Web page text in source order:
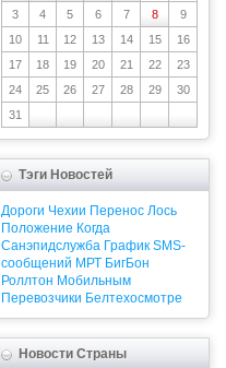
3
4 5 6 7 8
9
10
11 12 13 14 15
16
17
18 19 20 21 22
23
24
25 26 27 28 29
30
31
Тэги Новостей
Дороги Чехии Перенос Лось
Положение Когда
Санэпидслужба График SMS-
сообщений МРТ БигБон
Роллтон Мобильным
Перевозчики Белтехосмотре
Новости Страны